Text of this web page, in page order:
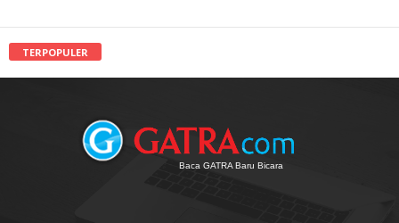
TERPOPULER
Baca GATRA Baru Bicara